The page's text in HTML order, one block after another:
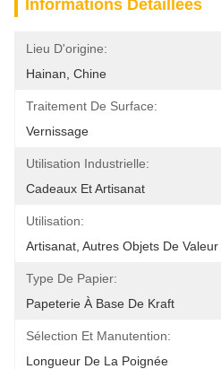
Informations Détaillées
Lieu D'origine:
Hainan, Chine
Traitement De Surface:
Vernissage
Utilisation Industrielle:
Cadeaux Et Artisanat
Utilisation:
Artisanat, Autres Objets De
Type De Papier:
Papeterie À Base De Kraft
Sélection Et Manutention:
Longueur De La Poignée